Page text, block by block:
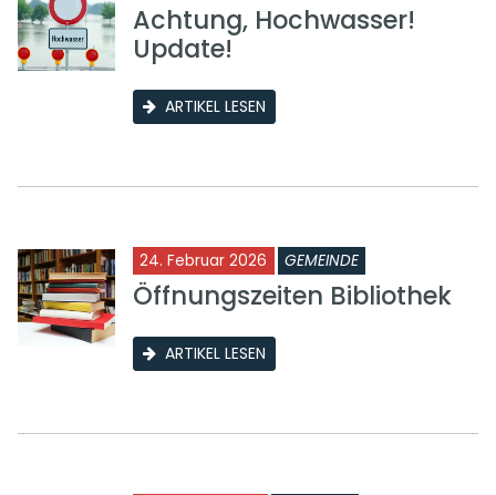
Achtung, Hochwasser!
Update!
ARTIKEL LESEN
24. Februar 2026 GEMEINDE
Öffnungszeiten Bibliothek
ARTIKEL LESEN